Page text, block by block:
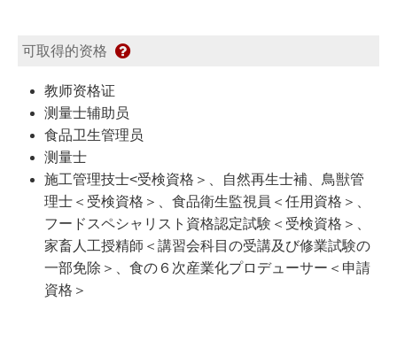
可取得的资格
教师资格证
测量士辅助员
食品卫生管理员
测量士
施工管理技士<受検資格＞、自然再生士補、鳥獣管
理士＜受検資格＞、食品衛生監視員＜任用資格＞、
フードスペシャリスト資格認定試験＜受検資格＞、
家畜人工授精師＜講習会科目の受講及び修業試験の
一部免除＞、食の６次産業化プロデューサー＜申請
資格＞